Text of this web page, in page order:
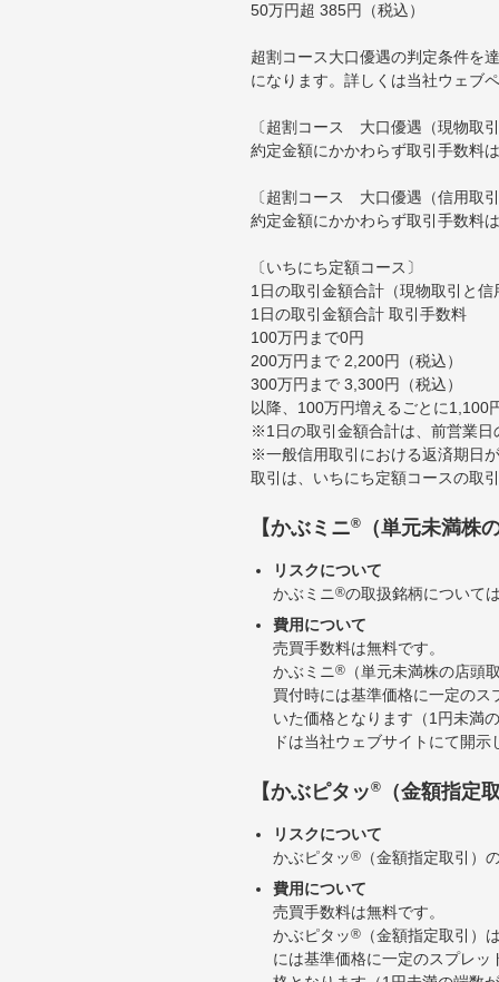
50万円超 385円（税込）
超割コース大口優遇の判定条件を
になります。詳しくは当社ウェブ
〔超割コース 大口優遇（現物取
約定金額にかかわらず取引手数料
〔超割コース 大口優遇（信用取
約定金額にかかわらず取引手数料
〔いちにち定額コース〕
1日の取引金額合計（現物取引と
1日の取引金額合計 取引手数料
100万円まで0円
200万円まで 2,200円（税込）
300万円まで 3,300円（税込）
以降、100万円増えるごとに1,100
※1日の取引金額合計は、前営業日
※一般信用取引における返済期日
取引は、いちにち定額コースの取
【かぶミニ® （単元未満株
リスクについて
かぶミニ®の取扱銘柄について
費用について
売買手数料は無料です。
かぶミニ®
（単元未満株の店頭
買付時には基準価格に一定の
いた価格となります（1円未満
ドは当社ウェブサイトにて開
【かぶピタッ® （金額指定
リスクについて
かぶピタッ®
（金額指定取引）
費用について
売買手数料は無料です。
かぶピタッ®
（金額指定取引）
には基準価格に一定のスプレ